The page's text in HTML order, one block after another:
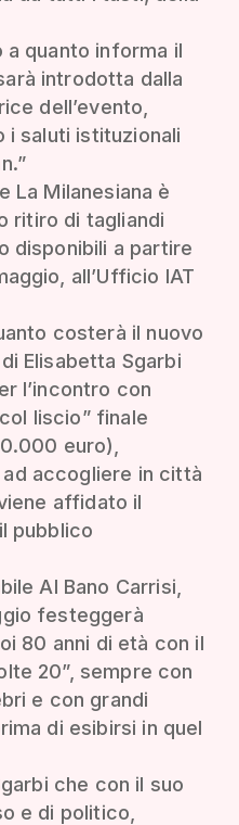
a quanto informa il
introdotta dalla
dell’evento,
i saluti istituzionali
La Milanesiana è
ritiro di tagliandi
disponibili a partire
all’Ufficio IAT
costerà il nuovo
Elisabetta Sgarbi
l’incontro con
liscio” finale
euro),
accogliere in città
affidato il
pubblico
Al Bano Carrisi,
festeggerà
80 anni di età con il
20”, sempre con
e con grandi
di esibirsi in quel
che con il suo
e di politico,